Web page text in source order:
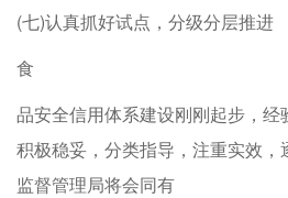
(七)认真抓好试点，分级分层推进
食
品安全信用体系建设刚刚起步，经
积极稳妥，分类指导，注重实效
监督管理局将会同有